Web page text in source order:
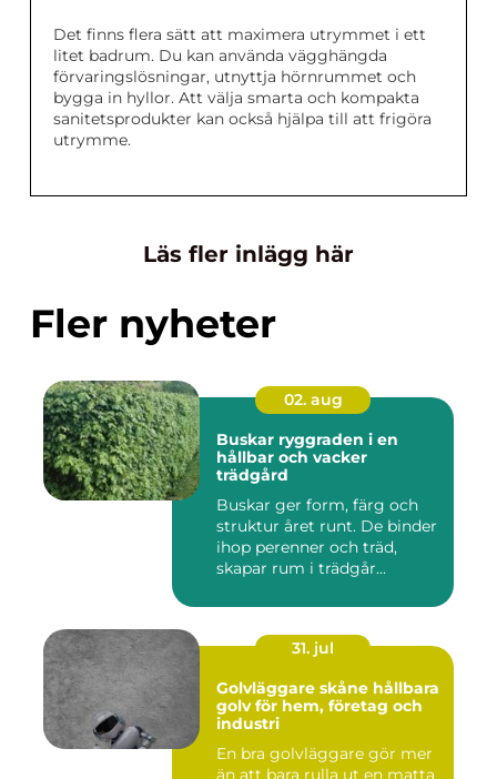
Det finns flera sätt att maximera utrymmet i ett
litet badrum. Du kan använda vägghängda
förvaringslösningar, utnyttja hörnrummet och
bygga in hyllor. Att välja smarta och kompakta
sanitetsprodukter kan också hjälpa till att frigöra
utrymme.
Läs fler inlägg här
Fler nyheter
02. aug
Buskar ryggraden i en
hållbar och vacker
trädgård
Buskar ger form, färg och
struktur året runt. De binder
ihop perenner och träd,
skapar rum i trädgår...
31. jul
Golvläggare skåne hållbara
golv för hem, företag och
industri
En bra golvläggare gör mer
än att bara rulla ut en matta